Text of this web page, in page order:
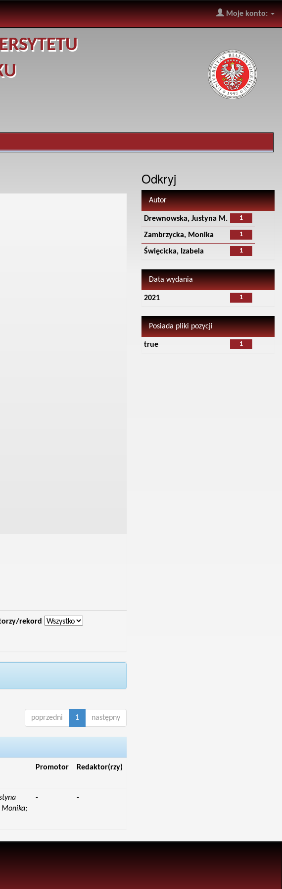
Moje konto:
rekord
poprzedni 1 następny
Promotor Redaktor(rzy)
Monika;
- -
Odkryj
Autor
1
Drewnowska, Justyna M.
1
Zambrzycka, Monika
1
Święcicka, Izabela
Data wydania
1
2021
Posiada pliki pozycji
1
true